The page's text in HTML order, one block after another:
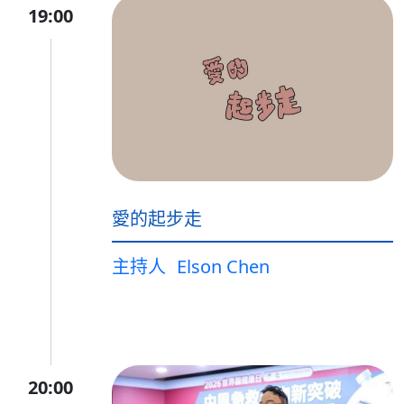
19:00
愛的起步走
主持人 Elson Chen
20:00